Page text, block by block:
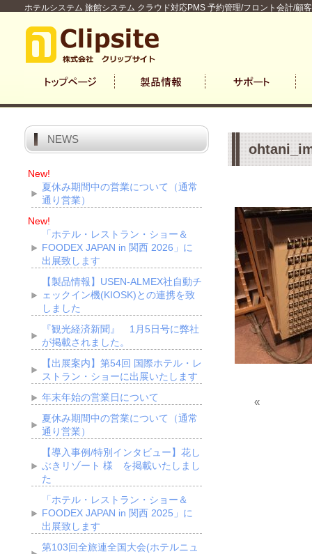
ホテルシステム 旅館システム クラウド対応PMS 予約管理/フロント会計/顧
«
NEWS
New!
夏休み期間中の営業について（通常
通り営業）
New!
「ホテル・レストラン・ショー＆
FOODEX JAPAN in 関西 2026」に
出展致します
【製品情報】USEN-ALMEX社自動チ
ェックイン機(KIOSK)との連携を致
しました
『観光経済新聞』 1月5日号に弊社
が掲載されました。
【出展案内】第54回 国際ホテル・レ
ストラン・ショーに出展いたします
年末年始の営業日について
夏休み期間中の営業について（通常
通り営業）
【導入事例/特別インタビュー】花し
ぶきリゾート 様 を掲載いたしまし
た
「ホテル・レストラン・ショー＆
FOODEX JAPAN in 関西 2025」に
出展致します
第103回全旅連全国大会(ホテルニュ